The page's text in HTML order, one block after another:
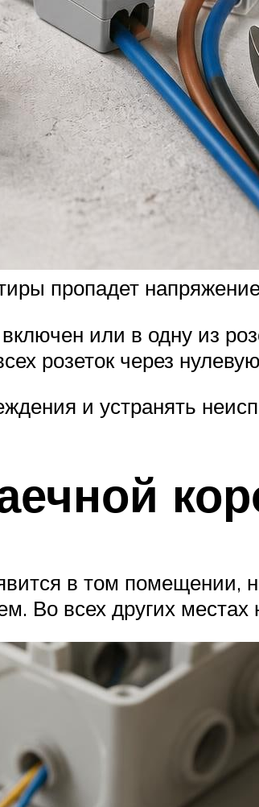
пропадет
или в одну из
розеток через
и устранять
в том помещении,
Во всех других местах